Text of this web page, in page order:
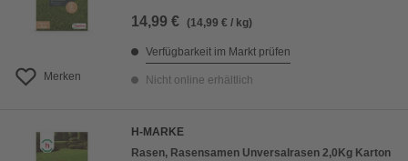
Merken
14,99 € (14,99 € / kg)
Verfügbarkeit im Markt prüfen
Nicht online erhältlich
H-MARKE
Rasen, Rasensamen Unversalrasen 2,0Kg Karton